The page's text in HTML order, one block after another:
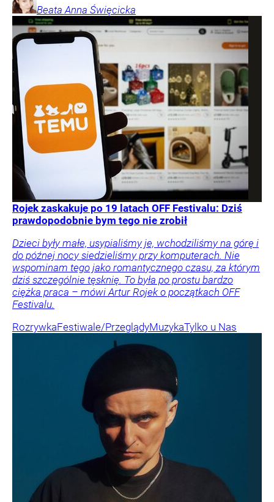
Beata Anna Święcicka
Rojek zaskakuje po 19 latach OFF Festivalu: Dziś
prawdopodobnie bym tego nie zrobił
Dzieci były małe, usypialiśmy je, wchodziliśmy na górę i
do późnej nocy siedzieliśmy przy komputerach. Nie
wspominam tego jako romantycznego czasu, za którym
dziś szczególnie tęsknię. To była po prostu bardzo
ciężka praca – mówi Artur Rojek o początkach OFF
Festivalu.
RozrywkaFestiwale/PrzeglądyMuzykaTylko u Nas